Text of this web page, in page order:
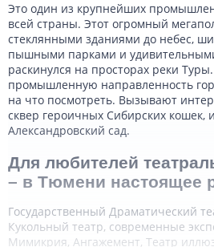
Это один из крупнейших
всей страны. Этот огромный
стеклянными зданиями до небес,
пышными парками и
раскинулся на просторах реки
промышленную направленность
на что посмотреть. Вызывают
сквер героичных Сибирских
Александровский сад.
Для любителей
– в Тюмени настоящее
Государственный Драматический
Кукольный театр, современные
Мимикрия, Ангажемент, Театр